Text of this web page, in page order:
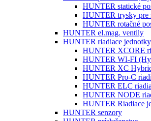
HUNTER statické
HUNTER trysky pre
HUNTER rotačné
HUNTER el.mag. ventily
HUNTER riadiace jednotky
HUNTER XCORE
HUNTER WI-FI
HUNTER XC
HUNTER Pro-C
HUNTER ELC
HUNTER NODE
HUNTER Riadiace
HUNTER senzory